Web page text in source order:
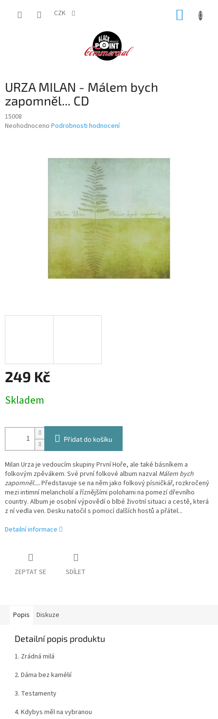
CZK
URZA MILAN - Málem bych
zapomněl... CD
15008
Průměrné
Neohodnoceno Podrobnosti hodnocení
249 Kč
cena:
Skladem
Přidat do košíku
Milan Urza je vedoucím skupiny První Hoře, ale také básníkem a
folkovým zpěvákem. Své první folkové album nazval Málem bych
zapomněl....Představuje se na něm jako folkový písničkář, rozkročený
mezi intimní melancholií a říznějšími polohami na pomezí dřevního
country. Album je osobní výpovědí o blbé životní situaci a cestě, která
z ní vedla ven. Desku natočil s pomocí dalších hostů a přátel...
Detailní informace
ZEPTAT SE SDÍLET
Popis Diskuze
Detailní popis produktu
1. Zrádná milá
2. Dáma bez kamélií
3. Testamenty
4. Kdybys měl na vybranou